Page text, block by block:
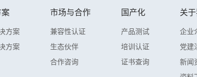
案
方案
方案
市场与合作
兼容性认证
生态伙伴
合作咨询
国产化
产品测试
培训认证
证书查询
关于
企业
党建
新闻